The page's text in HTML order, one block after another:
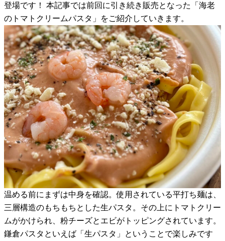
登場です！ 本記事では前回に引き続き販売となった「海老
のトマトクリームパスタ」をご紹介していきます。
温める前にまずは中身を確認。使用されている平打ち麺は、
三層構造のもちもちとした生パスタ。その上にトマトクリー
ムがかけられ、粉チーズとエビがトッピングされています。
鎌倉パスタといえば「生パスタ」ということで楽しみです